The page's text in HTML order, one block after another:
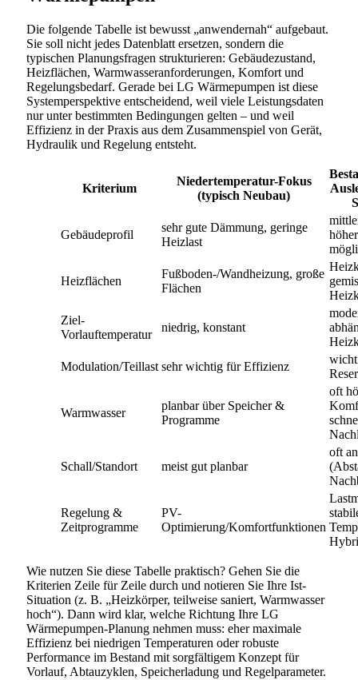
Die folgende Tabelle ist bewusst „anwendernah“ aufgebaut.
Sie soll nicht jedes Datenblatt ersetzen, sondern die
typischen Planungsfragen strukturieren: Gebäudezustand,
Heizflächen, Warmwasseranforderungen, Komfort und
Regelungsbedarf. Gerade bei LG Wärmepumpen ist diese
Systemperspektive entscheidend, weil viele Leistungsdaten
nur unter bestimmten Bedingungen gelten – und weil
Effizienz in der Praxis aus dem Zusammenspiel von Gerät,
Hydraulik und Regelung entsteht.
Kriterium
Niedertemperatur-Fokus
(typisch Neubau)
Gebäudeprofil
sehr gute Dämmung, geringe
Heizlast
Heizflächen
Fußboden-/Wandheizung, große
Flächen
Ziel-
Vorlauftemperatur
niedrig, konstant
Modulation/Teillast sehr wichtig für Effizienz
Warmwasser
planbar über Speicher &
Programme
oft
Schall/Standort meist gut planbar
oft
Regelung &
Zeitprogramme
PV-
Optimierung/Komfortfunktionen
Wie nutzen Sie diese Tabelle praktisch? Gehen Sie die
Kriterien Zeile für Zeile durch und notieren Sie Ihre Ist-
Situation (z. B. „Heizkörper, teilweise saniert, Warmwasser
hoch“). Dann wird klar, welche Richtung Ihre LG
Wärmepumpen-Planung nehmen muss: eher maximale
Effizienz bei niedrigen Temperaturen oder robuste
Performance im Bestand mit sorgfältigem Konzept für
Vorlauf, Abtauzyklen, Speicherladung und Regelparameter.